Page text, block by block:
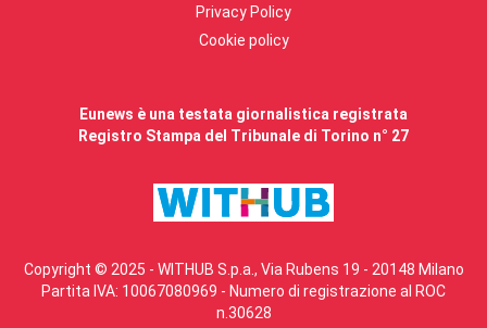
Privacy Policy
Cookie policy
Eunews è una testata giornalistica registrata
Registro Stampa del Tribunale di Torino n° 27
Copyright © 2025 - WITHUB S.p.a., Via Rubens 19 - 20148 Milano
Partita IVA: 10067080969 - Numero di registrazione al ROC
n.30628